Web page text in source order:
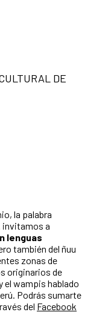
la palabra
invitamos a
lenguas
también del ñuu
zonas de
originarios de
el wampis hablado
Podrás sumarte
del Facebook
DE